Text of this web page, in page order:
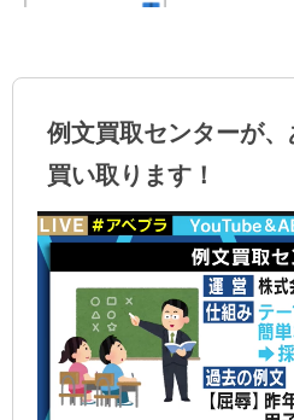
例文買取センターが
買い取ります！